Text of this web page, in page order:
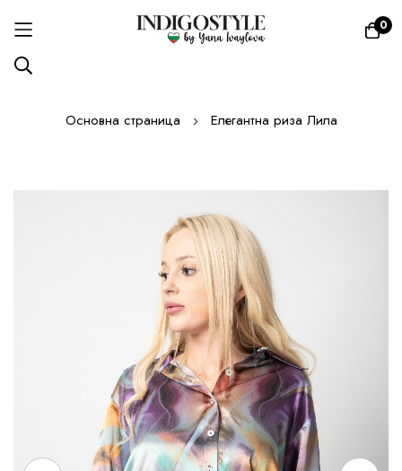
0
ПрескачанеОсновна страница Елегантна риза Лила